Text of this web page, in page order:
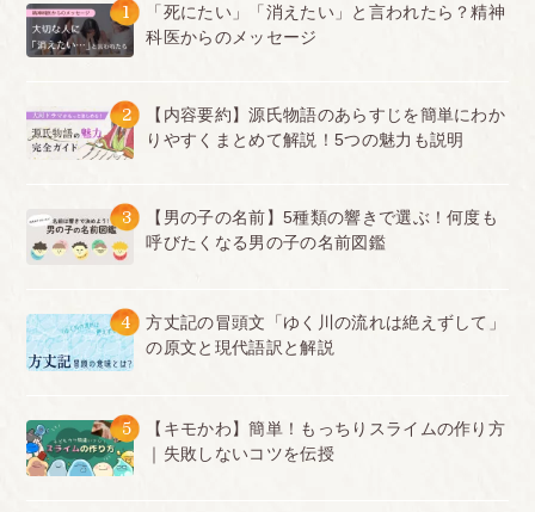
1
「死にたい」「消えたい」と言われたら？精神
科医からのメッセージ
2
【内容要約】源氏物語のあらすじを簡単にわか
りやすくまとめて解説！5つの魅力も説明
3
【男の子の名前】5種類の響きで選ぶ！何度も
呼びたくなる男の子の名前図鑑
4
方丈記の冒頭文「ゆく川の流れは絶えずして」
の原文と現代語訳と解説
5
【キモかわ】簡単！もっちりスライムの作り方
｜失敗しないコツを伝授